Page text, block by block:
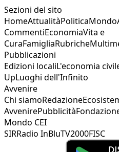
Sezioni del sito
HomeAttualitàPoliticaMondo
CommentiEconomiaVita e
CuraFamigliaRubriche
Pubblicazioni
Edizioni localiL'economia
UpLuoghi dell'Infinito
Avvenire
Chi siamoRedazione
AvvenirePubblicità
Mondo CEI
SIRRadio InBluTV2000FISC